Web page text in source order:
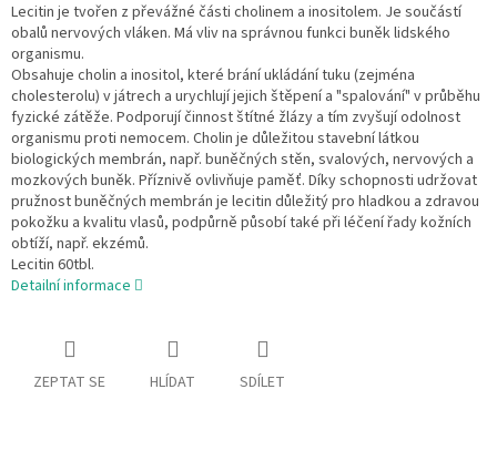
Lecitin je tvořen z převážné části cholinem a inositolem. Je součástí
obalů nervových vláken. Má vliv na správnou funkci buněk lidského
organismu.
Obsahuje cholin a inositol, které brání ukládání tuku (zejména
cholesterolu) v játrech a urychlují jejich štěpení a "spalování" v průběhu
fyzické zátěže. Podporují činnost štítné žlázy a tím zvyšují odolnost
organismu proti nemocem. Cholin je důležitou stavební látkou
biologických membrán, např. buněčných stěn, svalových, nervových a
mozkových buněk. Příznivě ovlivňuje paměť. Díky schopnosti udržovat
pružnost buněčných membrán je lecitin důležitý pro hladkou a zdravou
pokožku a kvalitu vlasů, podpůrně působí také při léčení řady kožních
obtíží, např. ekzémů.
Lecitin 60tbl.
Detailní informace
ZEPTAT SE HLÍDAT SDÍLET